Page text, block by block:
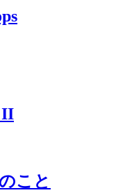
II
こと